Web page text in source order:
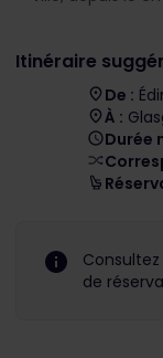
Itinéraire
De :
À :
Durée
de